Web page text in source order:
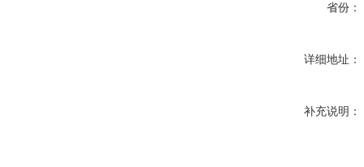
省份：
详细地址：
补充说明：